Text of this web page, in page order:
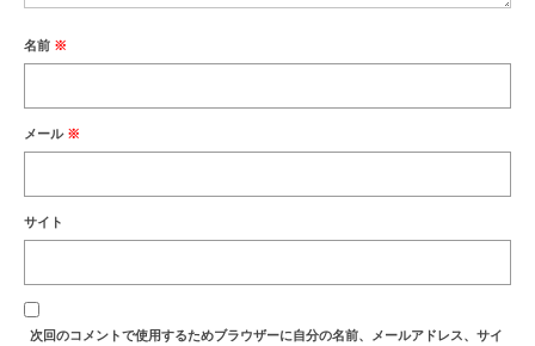
名前 ※
メール ※
サイト
次回のコメントで使用するためブラウザーに自分の名前、メールアドレス、サイ